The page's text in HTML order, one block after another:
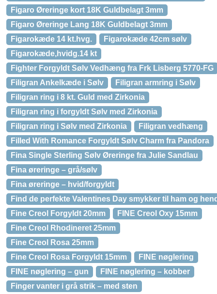
Figaro Øreringe kort 18K Guldbelagt 3mm
Figaro Øreringe Lang 18K Guldbelagt 3mm
Figarokæde 14 kt.hvg.
Figarokæde 42cm sølv
Figarokæde,hvidg.14 kt
Fighter Forgyldt Sølv Vedhæng fra Frk Lisberg 5770-FG
Filigran Ankelkæde i Sølv
Filigran armring i Sølv
Filigran ring i 8 kt. Guld med Zirkonia
Filigran ring i forgyldt Sølv med Zirkonia
Filigran ring i Sølv med Zirkonia
Filigran vedhæng
Filled With Romance Forgyldt Sølv Charm fra Pandora
Fina Single Sterling Sølv Øreringe fra Julie Sandlau
Fina øreringe – grå/sølv
Fina øreringe – hvid/forgyldt
Find de perfekte Valentines Day smykker til ham og
Fine Creol Forgyldt 20mm
FINE Creol Oxy 15mm
Fine Creol Rhodineret 25mm
Fine Creol Rosa 25mm
Fine Creol Rosa Forgyldt 15mm
FINE nøglering
FINE nøglering – gun
FINE nøglering – kobber
Finger vanter i grå strik – med sten